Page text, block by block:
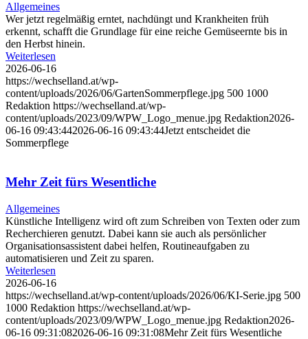
Allgemeines
Wer jetzt regelmäßig erntet, nachdüngt und Krankheiten früh
erkennt, schafft die Grundlage für eine reiche Gemüseernte bis in
den Herbst hinein.
Weiterlesen
2026-06-16
https://wechselland.at/wp-
content/uploads/2026/06/GartenSommerpflege.jpg 500 1000
Redaktion https://wechselland.at/wp-
content/uploads/2023/09/WPW_Logo_menue.jpg Redaktion2026-
06-16 09:43:442026-06-16 09:43:44Jetzt entscheidet die
Sommerpflege
Mehr Zeit fürs Wesentliche
Allgemeines
Künstliche Intelligenz wird oft zum Schreiben von Texten oder zum
Recherchieren genutzt. Dabei kann sie auch als persönlicher
Organisationsassistent dabei helfen, Routineaufgaben zu
automatisieren und Zeit zu sparen.
Weiterlesen
2026-06-16
https://wechselland.at/wp-content/uploads/2026/06/KI-Serie.jpg 500
1000 Redaktion https://wechselland.at/wp-
content/uploads/2023/09/WPW_Logo_menue.jpg Redaktion2026-
06-16 09:31:082026-06-16 09:31:08Mehr Zeit fürs Wesentliche